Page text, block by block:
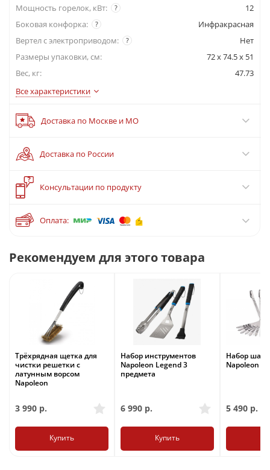
?
Мощность горелок, кВт: 12
?
Боковая конфорка: Инфракрасная
?
Вертел с электроприводом:
Нет
Размеры упаковки, cм:
72 x 74.5 x 51
Вес, кг:
47.73
Все характеристики
Доставка по Москве и МО
?
Консультации по продукту
Доставка по России
Оплата:
Рекомендуем для этого товара
Трёхрядная щетка для
чистки решетки с
латунным ворсом
Napoleon
3 990 р.
Купить
Набор инструментов
Napoleon Legend 3
предмета
6 990 р.
Купить
Набор
Napoleon 8
5 490 р.